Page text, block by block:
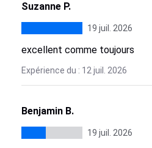
Suzanne P.
19 juil. 2026
excellent comme toujours
Expérience du : 12 juil. 2026
Benjamin B.
19 juil. 2026